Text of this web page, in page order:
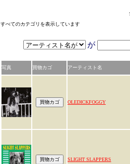
すべてのカテゴリを表示しています
が
写真 買物カゴ アーティスト名
OLEDICKFOGGY
SLIGHT SLAPPERS